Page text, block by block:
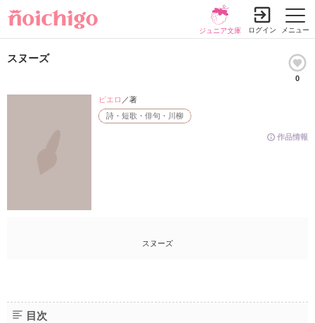
メニュー
ジュニア文庫 ログイン
スヌーズ
0
作品情報
詩・短歌・俳句・川柳
ピエロ ／著
スヌーズ
目次